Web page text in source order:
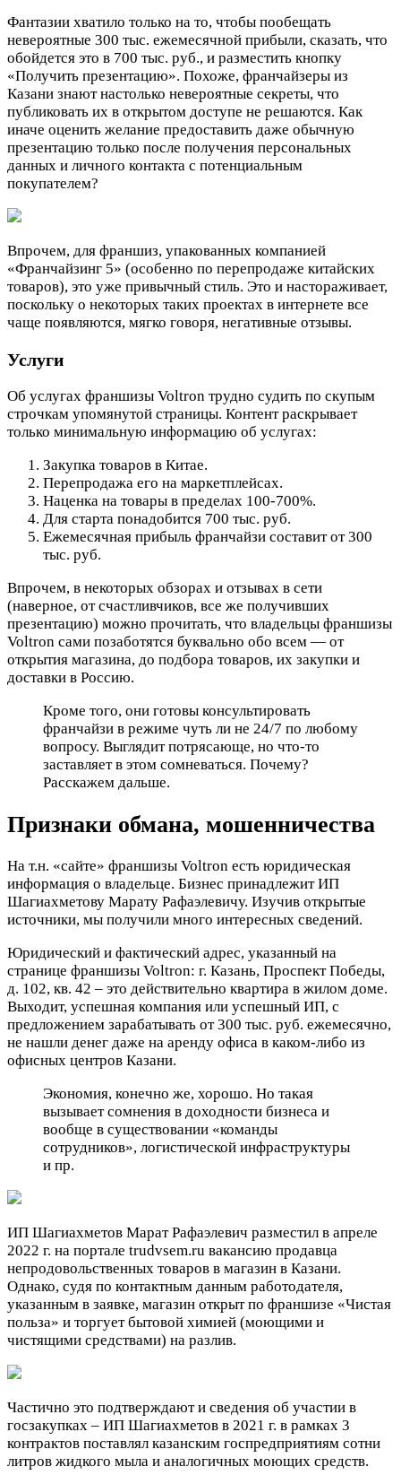
Фантазии хватило только на то, чтобы пообещать
невероятные 300 тыс. ежемесячной прибыли, сказать, что
обойдется это в 700 тыс. руб., и разместить кнопку
«Получить презентацию». Похоже, франчайзеры из
Казани знают настолько невероятные секреты, что
публиковать их в открытом доступе не решаются. Как
иначе оценить желание предоставить даже обычную
презентацию только после получения персональных
данных и личного контакта с потенциальным
покупателем?
Впрочем, для франшиз, упакованных компанией
«Франчайзинг 5» (особенно по перепродаже китайских
товаров), это уже привычный стиль. Это и настораживает,
поскольку о некоторых таких проектах в интернете все
чаще появляются, мягко говоря, негативные отзывы.
Услуги
Об услугах франшизы Voltron трудно судить по скупым
строчкам упомянутой страницы. Контент раскрывает
только минимальную информацию об услугах:
Закупка товаров в Китае.
Перепродажа его на маркетплейсах.
Наценка на товары в пределах 100-700%.
Для старта понадобится 700 тыс. руб.
Ежемесячная прибыль франчайзи составит от 300
тыс. руб.
Впрочем, в некоторых обзорах и отзывах в сети
(наверное, от счастливчиков, все же получивших
презентацию) можно прочитать, что владельцы франшизы
Voltron сами позаботятся буквально обо всем — от
открытия магазина, до подбора товаров, их закупки и
доставки в Россию.
Кроме того, они готовы консультировать
франчайзи в режиме чуть ли не 24/7 по любому
вопросу. Выглядит потрясающе, но что-то
заставляет в этом сомневаться. Почему?
Расскажем дальше.
Признаки обмана, мошенничества
На т.н. «сайте» франшизы Voltron есть юридическая
информация о владельце. Бизнес принадлежит ИП
Шагиахметову Марату Рафаэлевичу. Изучив открытые
источники, мы получили много интересных сведений.
Юридический и фактический адрес, указанный на
странице франшизы Voltron: г. Казань, Проспект Победы,
д. 102, кв. 42 – это действительно квартира в жилом доме.
Выходит, успешная компания или успешный ИП, с
предложением зарабатывать от 300 тыс. руб. ежемесячно,
не нашли денег даже на аренду офиса в каком-либо из
офисных центров Казани.
Экономия, конечно же, хорошо. Но такая
вызывает сомнения в доходности бизнеса и
вообще в существовании «команды
сотрудников», логистической инфраструктуры
и пр.
ИП Шагиахметов Марат Рафаэлевич разместил в апреле
2022 г. на портале trudvsem.ru вакансию продавца
непродовольственных товаров в магазин в Казани.
Однако, судя по контактным данным работодателя,
указанным в заявке, магазин открыт по франшизе «Чистая
польза» и торгует бытовой химией (моющими и
чистящими средствами) на разлив.
Частично это подтверждают и сведения об участии в
госзакупках – ИП Шагиахметов в 2021 г. в рамках 3
контрактов поставлял казанским госпредприятиям сотни
литров жидкого мыла и аналогичных моющих средств.